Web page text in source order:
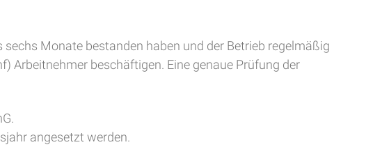
Monate bestanden haben und der Betrieb regelmäßig
Arbeitnehmer beschäftigen. Eine genaue Prüfung der
angesetzt werden.